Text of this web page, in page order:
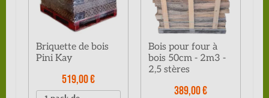
Briquette de bois
Pini Kay
519,00 €
Bois pour four à
bois 50cm - 2m3 -
2,5 stères
389,00 €